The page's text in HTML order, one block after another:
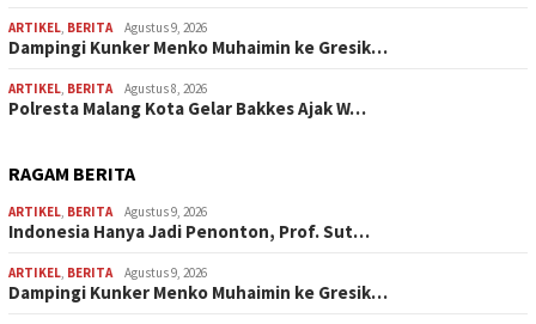
ARTIKEL, BERITA Agustus 9, 2026
Dampingi Kunker Menko Muhaimin ke Gresik…
ARTIKEL, BERITA Agustus 8, 2026
Polresta Malang Kota Gelar Bakkes Ajak W…
RAGAM BERITA
ARTIKEL, BERITA Agustus 9, 2026
Indonesia Hanya Jadi Penonton, Prof. Sut…
ARTIKEL, BERITA Agustus 9, 2026
Dampingi Kunker Menko Muhaimin ke Gresik…